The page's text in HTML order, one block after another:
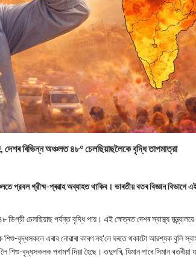
বিভিন্ন অঞ্চলত ৪৮° চেলছিয়াছলৈকে বৃদ্ধি তাপমাত্রা
প্রবল গ্রীষ্ম-প্ৰৱাহ অব্যাহত থাকিব। ভাৰতীয় বতৰ বিজ্ঞান বিভাগে
চেলছিয়াছ পর্যন্ত বৃদ্ধি পায়। এই ক্ষেত্ৰত দেশৰ স্বাস্থ্য মন্ত্ৰ্যালয়ে
বৃদ্ধসকলে এৰাব নোৱাৰা কাৰণ নহ'লে ঘৰতে থকাটো আৱশ্যক বুলি
শিশু-বৃদ্ধসকলক পৰামৰ্শ দিয়া হৈছে। তদুপৰি, যিমান পাৰে সিমান